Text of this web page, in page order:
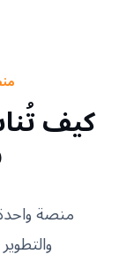
منصة